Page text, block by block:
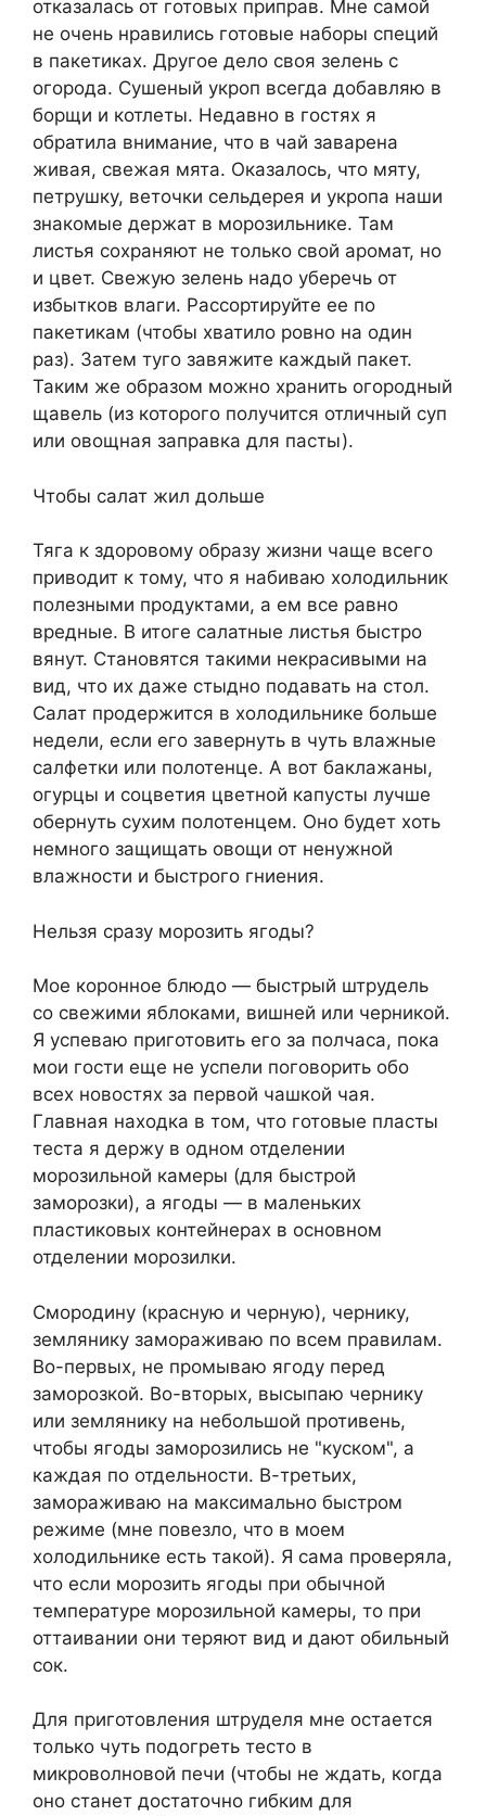
отказалась от готовых приправ. Мне самой
не очень нравились готовые наборы специй
в пакетиках. Другое дело своя зелень с
огорода. Сушеный укроп всегда добавляю в
борщи и котлеты. Недавно в гостях я
обратила внимание, что в чай заварена
живая, свежая мята. Оказалось, что мяту,
петрушку, веточки сельдерея и укропа наши
знакомые держат в морозильнике. Там
листья сохраняют не только свой аромат, но
и цвет. Свежую зелень надо уберечь от
избытков влаги. Рассортируйте ее по
пакетикам (чтобы хватило ровно на один
раз). Затем туго завяжите каждый пакет.
Таким же образом можно хранить огородный
щавель (из которого получится отличный суп
или овощная заправка для пасты).
Чтобы салат жил дольше
Тяга к здоровому образу жизни чаще всего
приводит к тому, что я набиваю холодильник
полезными продуктами, а ем все равно
вредные. В итоге салатные листья быстро
вянут. Становятся такими некрасивыми на
вид, что их даже стыдно подавать на стол.
Салат продержится в холодильнике больше
недели, если его завернуть в чуть влажные
салфетки или полотенце. А вот баклажаны,
огурцы и соцветия цветной капусты лучше
обернуть сухим полотенцем. Оно будет хоть
немного защищать овощи от ненужной
влажности и быстрого гниения.
Нельзя сразу морозить ягоды?
Мое коронное блюдо — быстрый штрудель
со свежими яблоками, вишней или черникой.
Я успеваю приготовить его за полчаса, пока
мои гости еще не успели поговорить обо
всех новостях за первой чашкой чая.
Главная находка в том, что готовые пласты
теста я держу в одном отделении
морозильной камеры (для быстрой
заморозки), а ягоды — в маленьких
пластиковых контейнерах в основном
отделении морозилки.
Смородину (красную и черную), чернику,
землянику замораживаю по всем правилам.
Во-первых, не промываю ягоду перед
заморозкой. Во-вторых, высыпаю чернику
или землянику на небольшой противень,
чтобы ягоды заморозились не "куском", а
каждая по отдельности. В-третьих,
замораживаю на максимально быстром
режиме (мне повезло, что в моем
холодильнике есть такой). Я сама проверяла,
что если морозить ягоды при обычной
температуре морозильной камеры, то при
оттаивании они теряют вид и дают обильный
сок.
Для приготовления штруделя мне остается
только чуть подогреть тесто в
микроволновой печи (чтобы не ждать, когда
оно станет достаточно гибким для